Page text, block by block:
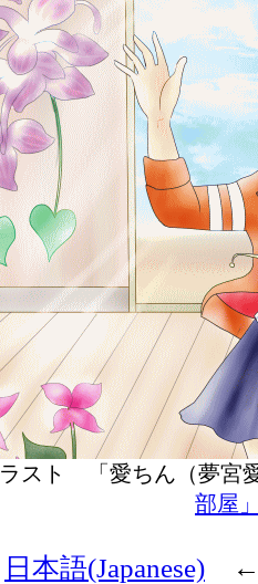
ラスト 「愛ちん（夢
部屋
日本語(Japanese)